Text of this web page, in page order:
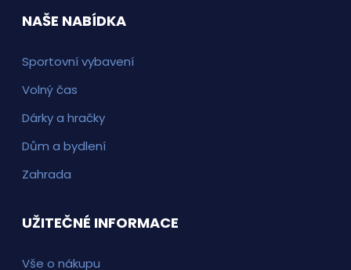
NAŠE NABÍDKA
Sportovní vybavení
Volný čas
Dárky a hračky
Dům a bydlení
Zahrada
UŽITEČNÉ INFORMACE
Vše o nákupu